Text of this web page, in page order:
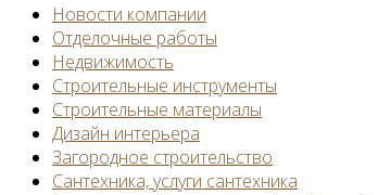
Новости компании
Отделочные работы
Недвижимость
Строительные инструменты
Строительные материалы
Дизайн интерьера
Загородное строительство
Сантехника, услуги сантехника